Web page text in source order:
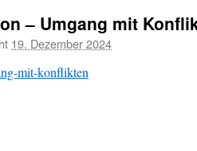
– Umgang mit
19. Dezember 2024
mit-konflikten